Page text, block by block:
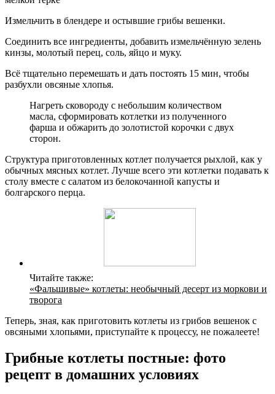
Измельчить в блендере и остывшие грибы вешенки.
Соединить все ингредиенты, добавить измельчённую зелень
кинзы, молотый перец, соль, яйцо и муку.
Всё тщательно перемешать и дать постоять 15 мин, чтобы
разбухли овсяные хлопья.
Нагреть сковороду с небольшим количеством
масла, сформировать котлетки из полученного
фарша и обжарить до золотистой корочки с двух
сторон.
Структура приготовленных котлет получается рыхлой, как у
обычных мясных котлет. Лучше всего эти котлетки подавать к
столу вместе с салатом из белокочанной капусты и
болгарского перца.
Читайте также:
«Фальшивые» котлеты: необычный десерт из моркови и
творога
Теперь, зная, как приготовить котлеты из грибов вешенок с
овсяными хлопьями, приступайте к процессу, не пожалеете!
Грибные котлеты постные: фото
рецепт в домашних условиях